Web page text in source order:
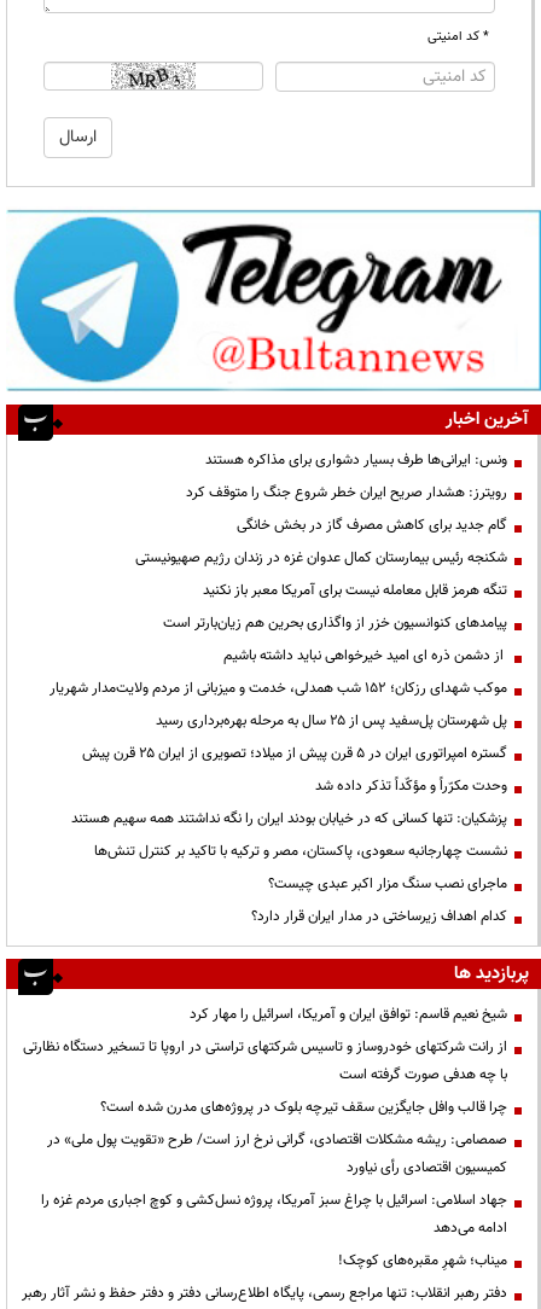
* کد امنیتی
آخرین اخبار
ونس: ایرانی‌ها طرف بسیار دشواری برای مذاکره هستند
رویترز: هشدار صریح ایران خطر شروع جنگ را متوقف کرد
گام جدید برای کاهش مصرف گاز در بخش خانگی
شکنجه رئیس بیمارستان کمال عدوان غزه در زندان رژیم صهیونیستی
تنگه هرمز قابل معامله نیست برای آمریکا معبر باز نکنید
پیامدهای کنوانسیون خزر از واگذاری بحرین هم زیان‌بارتر است
از دشمن ذره ای امید خیرخواهی نباید داشته باشیم
موکب شهدای رزکان؛ ۱۵۲ شب همدلی، خدمت و میزبانی از مردم ولایت‌مدار شهریار
پل شهرستان پل‌سفید پس از ۲۵ سال به مرحله بهره‌برداری رسید
گستره امپراتوری ایران در ۵ قرن پیش از میلاد؛ تصویری از ایران ۲۵ قرن پیش
وحدت مکرّراً و مؤکّداً تذکر داده شد
پزشکیان: تنها کسانی که در خیابان بودند ایران را نگه نداشتند همه سهیم هستند
نشست چهارجانبه سعودی، پاکستان، مصر و ترکیه با تاکید بر کنترل تنش‌ها
ماجرای نصب سنگ مزار اکبر عبدی چیست؟
کدام اهداف زیرساختی در مدار ایران قرار دارد؟
پربازدید ها
شیخ نعیم قاسم: توافق ایران و آمریکا، اسرائیل را مهار کرد
از رانت‌ شرکتهای خودروساز و تاسیس شرکتهای تراستی در اروپا تا تسخیر دستگاه نظارتی
با چه هدفی صورت گرفته است
چرا قالب وافل جایگزین سقف تیرچه بلوک در پروژه‌های مدرن شده است؟
صمصامی: ریشه مشکلات اقتصادی، گرانی نرخ ارز است/ طرح «تقویت پول ملی» در
کمیسیون اقتصادی رأی نیاورد
جهاد اسلامی: اسرائیل با چراغ سبز آمریکا، پروژه نسل‌کشی و کوچ اجباری مردم غزه را
ادامه می‌دهد
میناب؛ شهرِ مقبره‌های کوچک!
دفتر رهبر انقلاب: تنها مراجع رسمی، پایگاه اطلاع‌رسانی دفتر و دفتر حفظ و نشر آثار رهبر